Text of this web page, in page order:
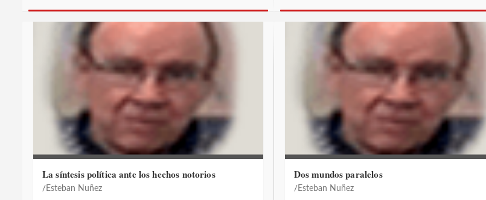
La síntesis política ante los hechos notorios
Esteban Nuñez
Dos mundos paralelos
Esteban Nuñez